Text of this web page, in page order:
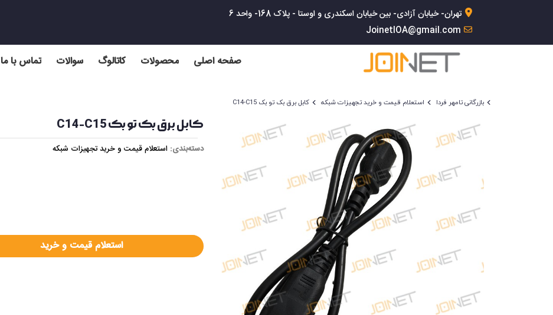
تهران- خیابان آزادی- بین خیابان اسکندری و اوستا - پلاک 168- واحد 6
JoinetIOA@gmail.com
صفحه اصلی محصولات کاتالوگ سوالات تماس با ما
بازرگانی تامهر فردا استعلام قیمت و خرید تجهیزات شبکه کابل برق بک تو بک C14-C15
کابل برق بک تو بک C14-C15
دسته‌بندی: استعلام قیمت و خرید تجهیزات شبکه
استعلام قیمت و خرید